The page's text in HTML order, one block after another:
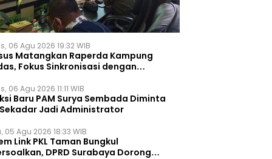
06 Agu 2026 19:32 WIB
Matangkan Raperda Kampung
Fokus Sinkronisasi dengan
06 Agu 2026 11:11 WIB
Baru PAM Surya Sembada Diminta
Jadi Administrator
05 Agu 2026 18:33 WIB
Link PKL Taman Bungkul
DPRD Surabaya Dorong